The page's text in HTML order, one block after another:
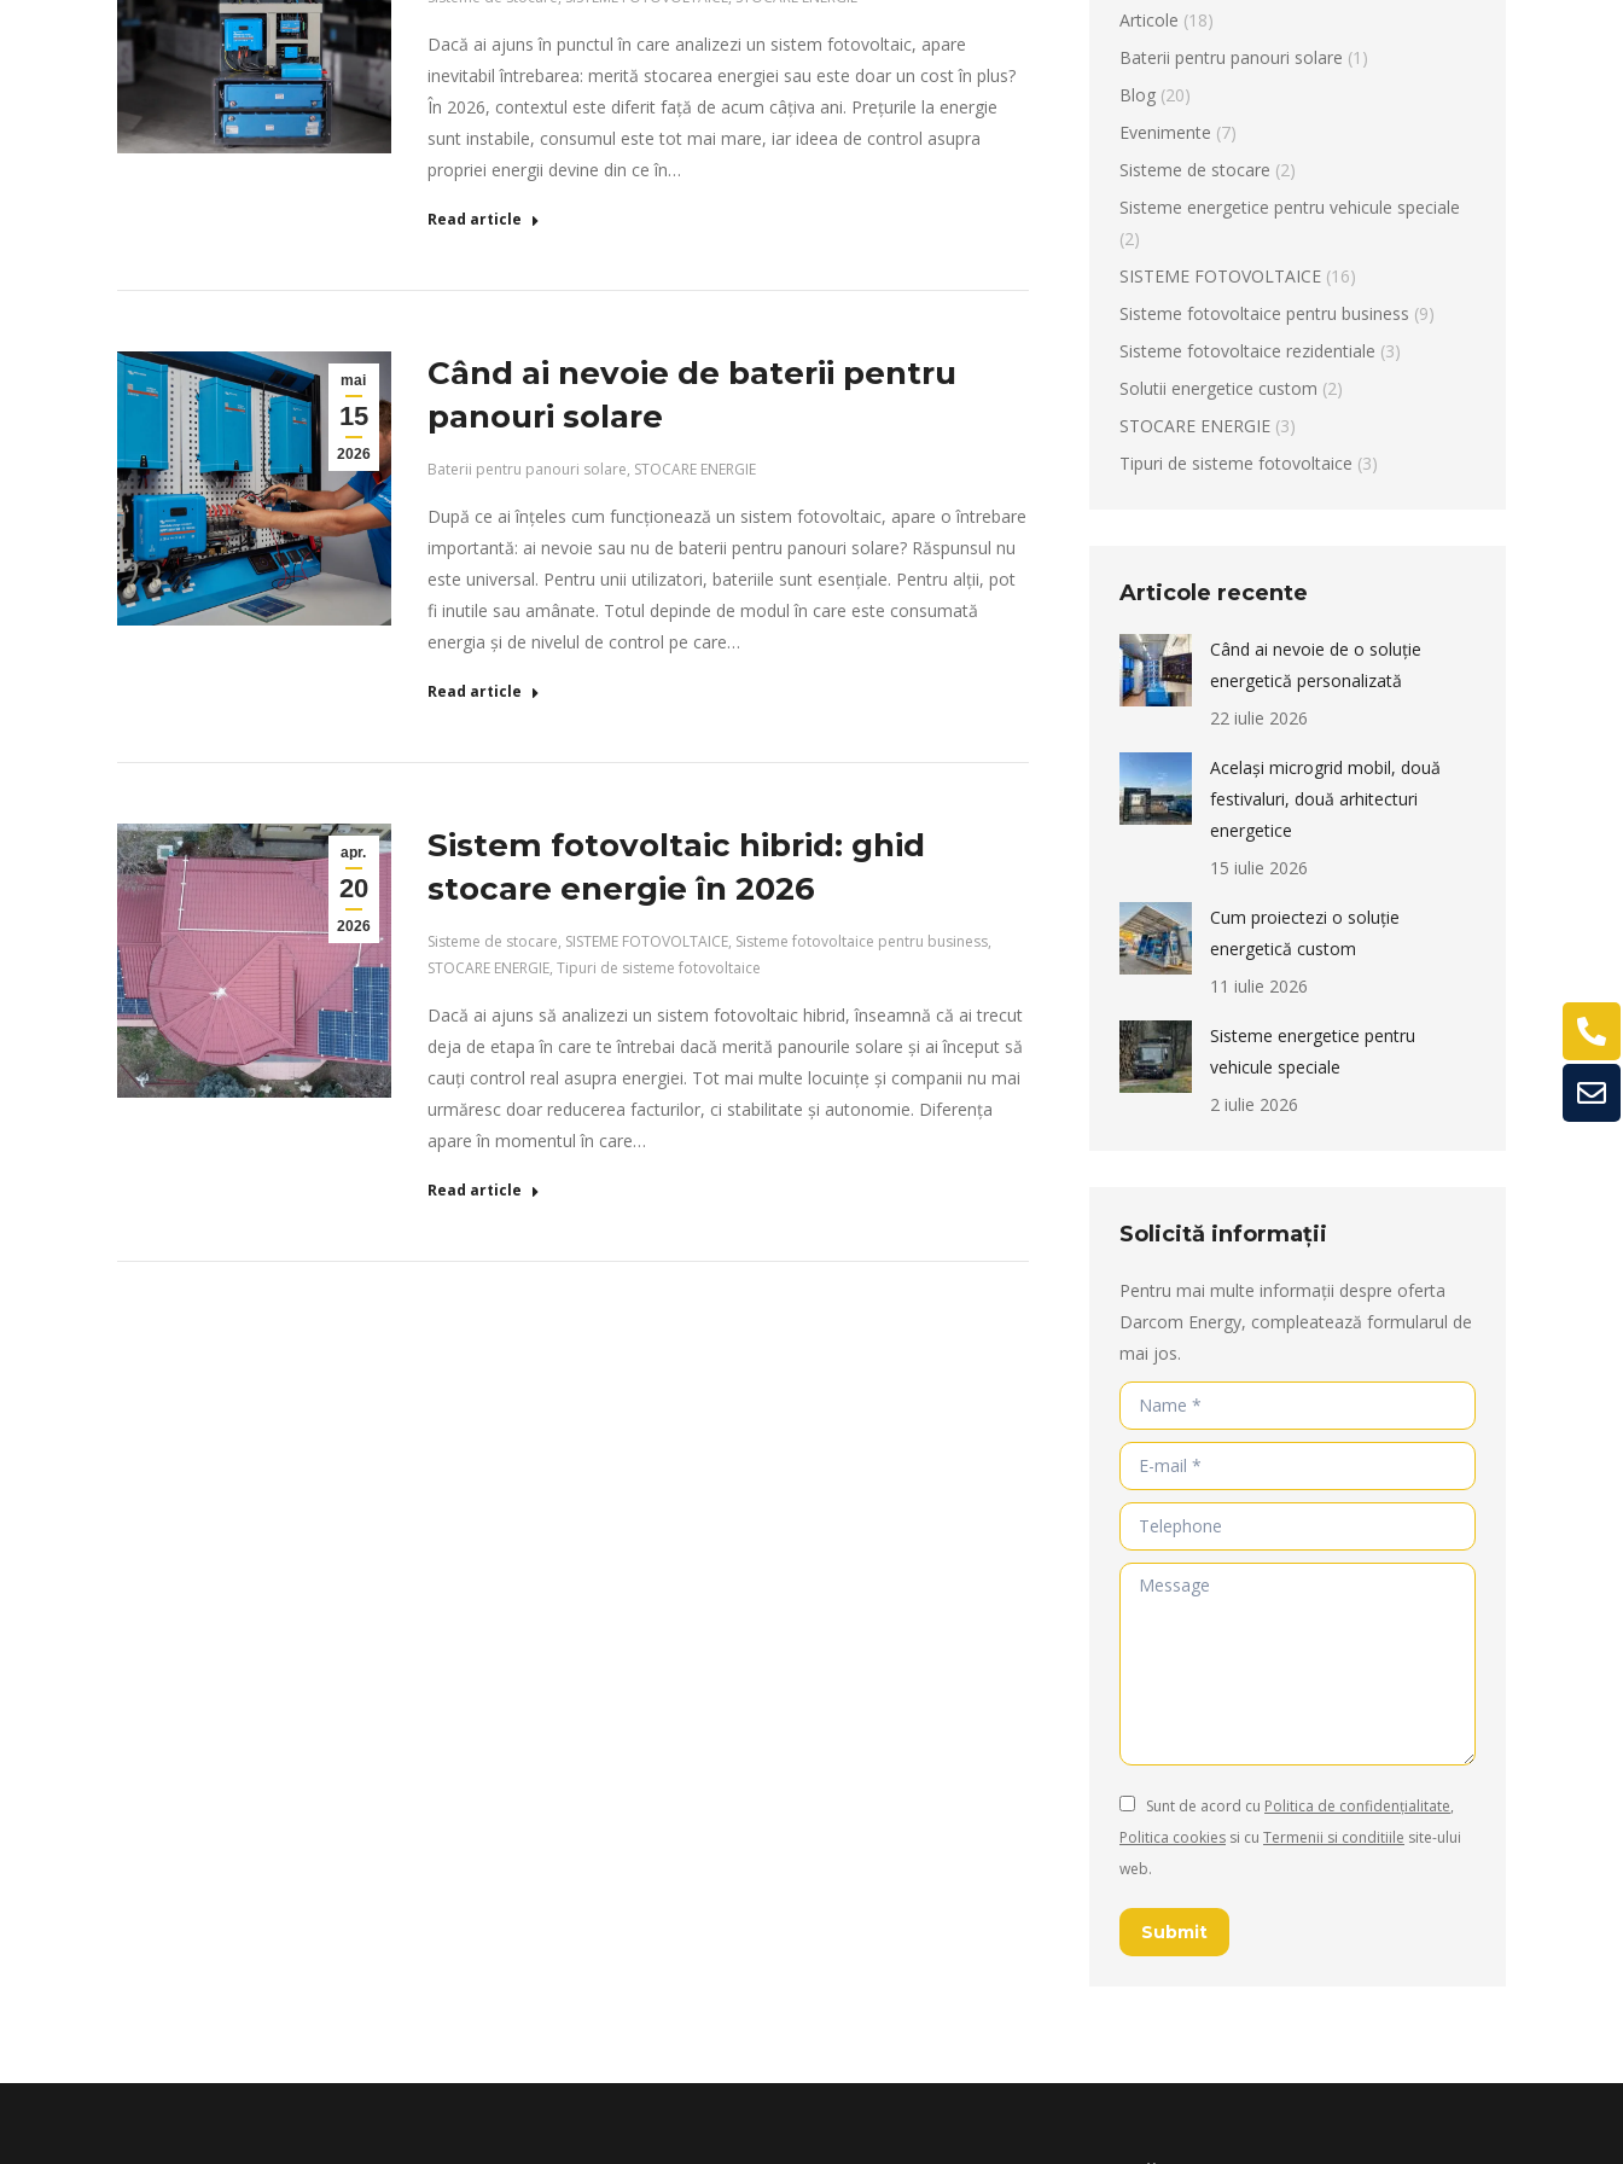
Dacă ai ajuns în punctul în care analizezi un sistem fotovoltaic, apare
inevitabil întrebarea: merită stocarea energiei sau este doar un cost în plus?
În 2026, contextul este diferit față de acum câțiva ani. Prețurile la energie
sunt instabile, consumul este tot mai mare, iar ideea de control asupra
propriei energii devine din ce în…
Read article
mai
15
2026
Când ai nevoie de baterii pentru
panouri solare
Baterii pentru panouri solare, STOCARE ENERGIE
După ce ai înțeles cum funcționează un sistem fotovoltaic, apare o întrebare
importantă: ai nevoie sau nu de baterii pentru panouri solare? Răspunsul nu
este universal. Pentru unii utilizatori, bateriile sunt esențiale. Pentru alții, pot
fi inutile sau amânate. Totul depinde de modul în care este consumată
energia și de nivelul de control pe care…
Read article
apr.
20
2026
Sistem fotovoltaic hibrid: ghid
stocare energie în 2026
Sisteme de stocare, SISTEME FOTOVOLTAICE, Sisteme fotovoltaice pentru business,
STOCARE ENERGIE, Tipuri de sisteme fotovoltaice
Dacă ai ajuns să analizezi un sistem fotovoltaic hibrid, înseamnă că ai trecut
deja de etapa în care te întrebai dacă merită panourile solare și ai început să
cauți control real asupra energiei. Tot mai multe locuințe și companii nu mai
urmăresc doar reducerea facturilor, ci stabilitate și autonomie. Diferența
apare în momentul în care…
Read article
Articole (18)
Baterii pentru panouri solare (1)
Blog (20)
Evenimente (7)
Sisteme de stocare (2)
Sisteme energetice pentru vehicule speciale
(2)
SISTEME FOTOVOLTAICE (16)
Sisteme fotovoltaice pentru business (9)
Sisteme fotovoltaice rezidentiale (3)
Solutii energetice custom (2)
STOCARE ENERGIE (3)
Tipuri de sisteme fotovoltaice (3)
Articole recente
Când ai nevoie de o soluție
energetică personalizată
22 iulie 2026
Același microgrid mobil, două
festivaluri, două arhitecturi
energetice
15 iulie 2026
Cum proiectezi o soluție
energetică custom
11 iulie 2026
Sisteme energetice pentru
vehicule speciale
2 iulie 2026
Solicită informații
Pentru mai multe informații despre oferta
Darcom Energy, compleatează formularul de
mai jos.
Name *
E-mail *
Telephone
Message
Sunt de acord cu Politica de confidențialitate,
Politica cookies si cu Termenii si conditiile site-ului
web.
Submit